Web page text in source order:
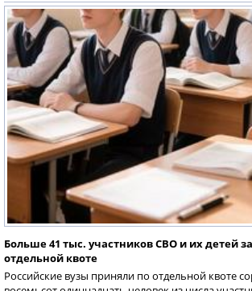
Больше 41 тыс. участников СВО и их детей
отдельной квоте
Российские вузы приняли по отдельной квоте